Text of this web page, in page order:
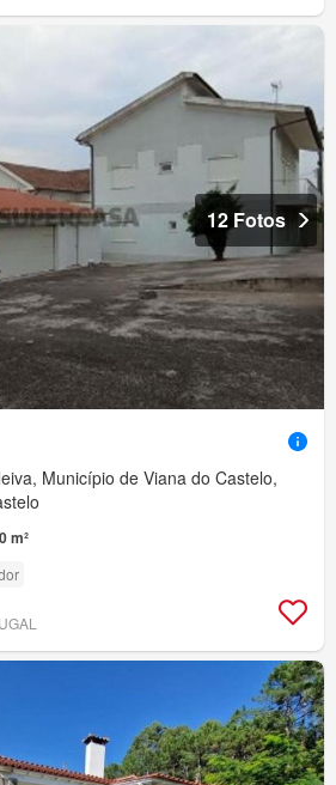
12 Fotos
Município de Viana do Castelo,
m²